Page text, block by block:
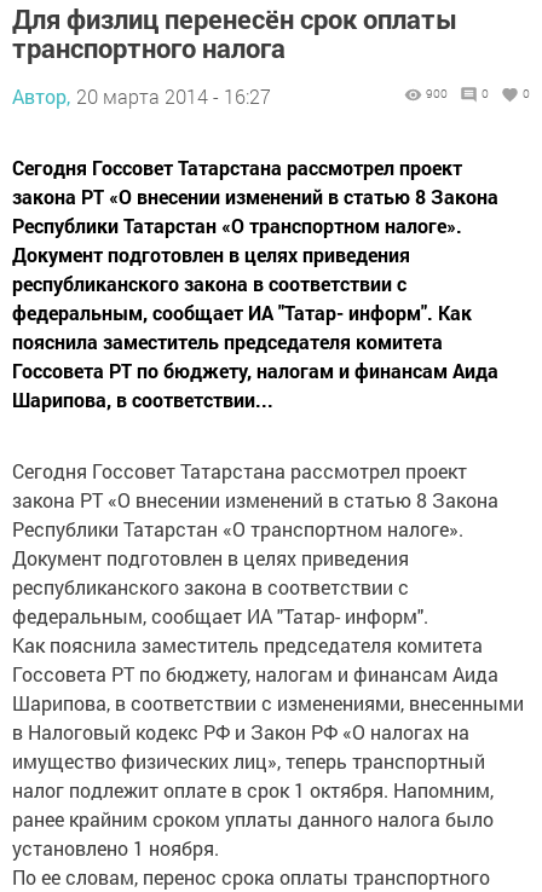
Для физлиц перенесён срок оплаты
транспортного налога
Автор, 20 марта 2014 - 16:27 900 0 0
Сегодня Госсовет Татарстана рассмотрел проект
закона РТ «О внесении изменений в статью 8 Закона
Республики Татарстан «О транспортном налоге».
Документ подготовлен в целях приведения
республиканского закона в соответствии с
федеральным, сообщает ИА "Татар- информ". Как
пояснила заместитель председателя комитета
Госсовета РТ по бюджету, налогам и финансам Аида
Шарипова, в соответствии...
Сегодня Госсовет Татарстана рассмотрел проект
закона РТ «О внесении изменений в статью 8 Закона
Республики Татарстан «О транспортном налоге».
Документ подготовлен в целях приведения
республиканского закона в соответствии с
федеральным, сообщает ИА "Татар- информ".
Как пояснила заместитель председателя комитета
Госсовета РТ по бюджету, налогам и финансам Аида
Шарипова, в соответствии с изменениями, внесенными
в Налоговый кодекс РФ и Закон РФ «О налогах на
имущество физических лиц», теперь транспортный
налог подлежит оплате в срок 1 октября. Напомним,
ранее крайним сроком уплаты данного налога было
установлено 1 ноября.
По ее словам, перенос срока оплаты транспортного